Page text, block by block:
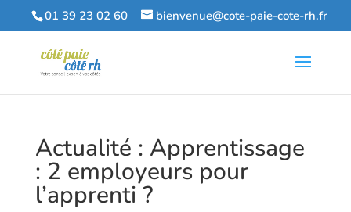
01 39 23 02 60 bienvenue@cote-paie-cote-rh.fr
Actualité : Apprentissage
: 2 employeurs pour
l’apprenti ?